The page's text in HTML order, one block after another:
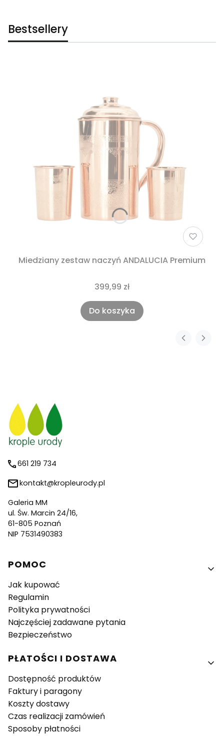
Bestsellery
Miedziany zestaw naczyń ANDALUCIA Premium
399,99 zł
Do koszyka
661 219 734
kontakt@kropleurody.pl
Galeria MM
ul. Św. Marcin 24/16,
61-805 Poznań
NIP 7531490383
Linki w stopce
POMOC
Jak kupować
Regulamin
Polityka prywatności
Najczęściej zadawane pytania
Bezpieczeństwo
PŁATOŚCI I DOSTAWA
Dostępność produktów
Faktury i paragony
Koszty dostawy
Czas realizacji zamówień
Sposoby płatności